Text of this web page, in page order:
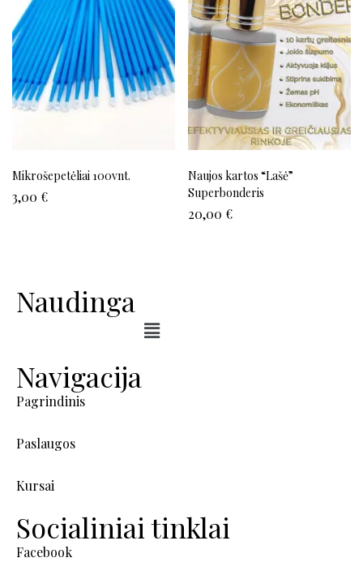
Mikrošepetėliai 100vnt.
3,00 €
Naujos kartos “Lašė”
Superbonderis
20,00 €
Naudinga
Navigacija
Pagrindinis
Paslaugos
Kursai
Socialiniai tinklai
Facebook